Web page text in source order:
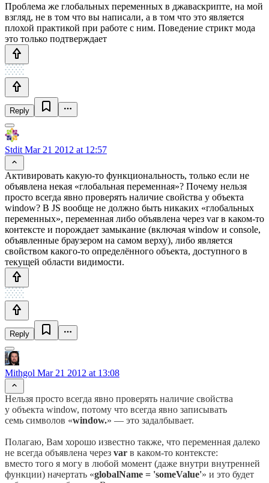
Проблема же глобальных переменных в джаваскрипте, на мой
взгляд, не в том что вы написали, а в том что это является
плохой практикой при работе с ним. Поведение стрикт мода
это только подтверждает
Reply
Stdit Mar 21 2012 at 12:57
Активировать какую-то функциональность, только если не
объявлена некая «глобальная переменная»? Почему нельзя
просто всегда явно проверять наличие свойства у объекта
window? В JS вообще не должно быть никаких «глобальных
переменных», переменная либо объявлена через var в каком-то
контексте и порождает замыкание (включая window и console,
объявленные браузером на самом верху), либо является
свойством какого-то определённого объекта, доступного в
текущей области видимости.
Reply
Mithgol Mar 21 2012 at 13:08
Нельзя просто всегда явно проверять наличие свойства
у объекта window, потому что всегда явно записывать
семь символов «window.» — это задалбывает.
Полагаю, Вам хорошо известно также, что переменная далеко
не всегда объявлена через var в каком-то контексте:
вместо того я могу в любой момент (даже внутри внутренней
функции) начертать «globalName = 'someValue'» и это будет